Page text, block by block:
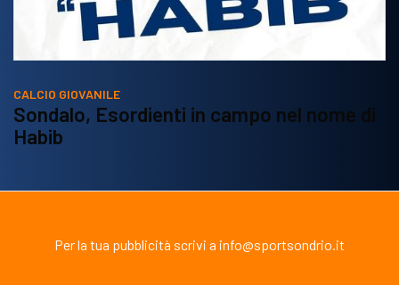
CALCIO GIOVANILE
Sondalo, Esordienti in campo nel nome di
Habib
Per la tua pubblicità scrivi a info@sportsondrio.it